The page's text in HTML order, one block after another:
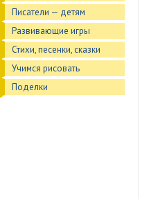
Писатели — детям
Развивающие игры
Стихи, песенки, сказки
Учимся рисовать
Поделки